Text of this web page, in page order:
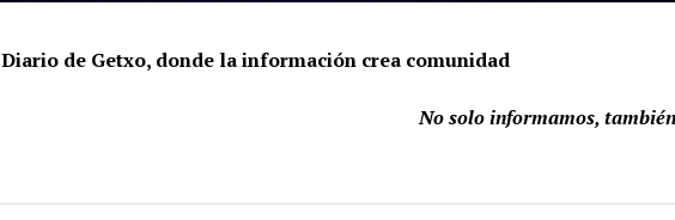
Diario de Getxo, donde la información crea comunidad
No solo informamos,